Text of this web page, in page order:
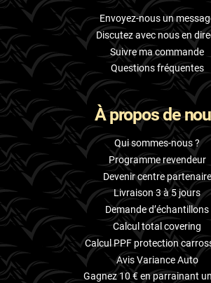
Envoyez-nous un
Discutez avec nous en
Suivre ma commande
Questions fréquentes
À propos de
Qui sommes-nous ?
Programme revendeur
Devenir centre partenaire
Livraison 3 à 5 jours
Demande d’échantillons
Calcul total covering
Calcul PPF protection
Avis Variance Auto
Gagnez 10 € en parrainant